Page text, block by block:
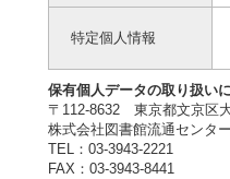
特定個人情報
保有個人データの取り扱い
〒112-8632 東京都文京区
株式会社図書館流通センタ
TEL：03-3943-2221
FAX：03-3943-8441